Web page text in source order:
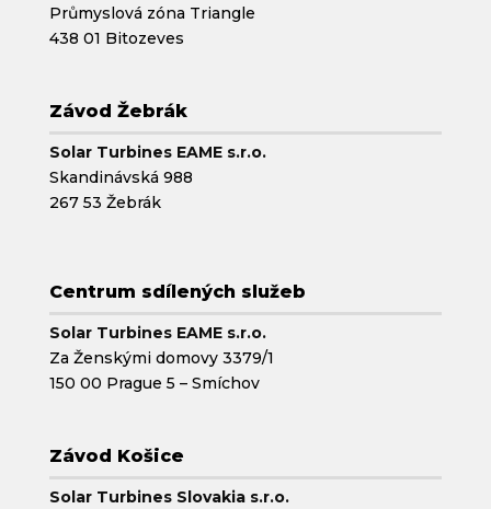
Průmyslová zóna Triangle
438 01 Bitozeves
Závod Žebrák
Solar Turbines EAME s.r.o.
Skandinávská 988
267 53 Žebrák
Centrum sdílených služeb
Solar Turbines EAME s.r.o.
Za Ženskými domovy 3379/1
150 00 Prague 5 – Smíchov
Závod Košice
Solar Turbines Slovakia s.r.o.